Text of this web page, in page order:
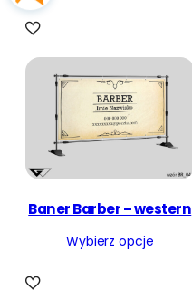
Baner Barber – western
Wybierz opcje